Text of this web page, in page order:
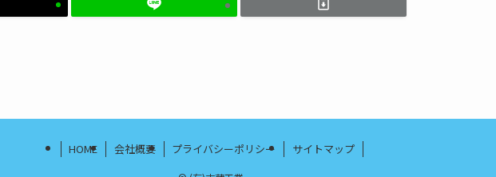
HOME 会社概要 プライバシーポリシー サイトマップ